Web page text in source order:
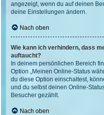
angezeigt, wenn du auf deinen
deine Einstellungen ändern.
Nach oben
Wie kann ich verhindern, dass
auftaucht?
In deinem persönlichen Bereich
Option „Meinen Online-Status
du diese Option einschaltest,
und du selbst deinen Online-
Besucher gezählt.
Nach oben